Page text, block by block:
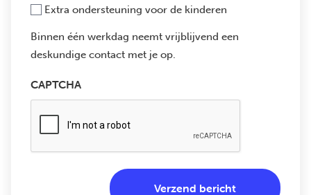
Extra ondersteuning voor de kinderen
Binnen één werkdag neemt vrijblijvend een
deskundige contact met je op.
CAPTCHA